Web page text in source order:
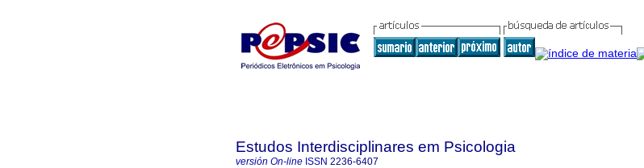
Estudos Interdisciplinares em Psicologia
versión On-line ISSN 2236-6407